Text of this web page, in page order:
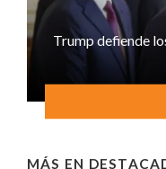
Trump defiende
MÁS EN